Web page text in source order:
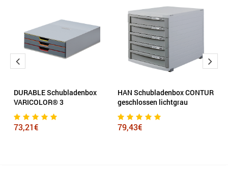
DURABLE Schubladenbox
VARICOLOR® 3
73,21€
HAN Schubladenbox CONTUR
geschlossen lichtgrau
79,43€